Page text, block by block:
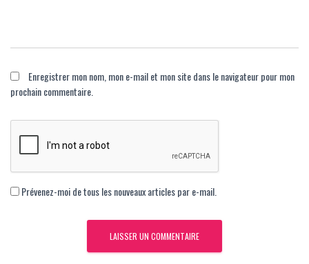
Enregistrer mon nom, mon e-mail et mon site dans le navigateur pour mon
prochain commentaire.
Prévenez-moi de tous les nouveaux articles par e-mail.